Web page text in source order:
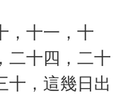
，十一，十
二十四，二十
十，這幾日出